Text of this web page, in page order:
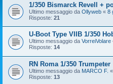
1/350 Bismarck Revell +
Ultimo messaggio da Ollyweb « 8
Risposte: 21
U-Boot Type VIIB 1/350
Ultimo messaggio da VorreiVolare
Risposte: 14
RN Roma 1/350 Trumpeter
Ultimo messaggio da MARCO F. «
Risposte: 13